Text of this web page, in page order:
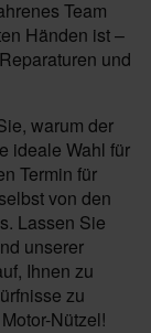
Team
Händen ist –
und
warum der
ideale Wahl für
Termin für
von den
Lassen Sie
unserer
Ihnen zu
zu
Nützel!